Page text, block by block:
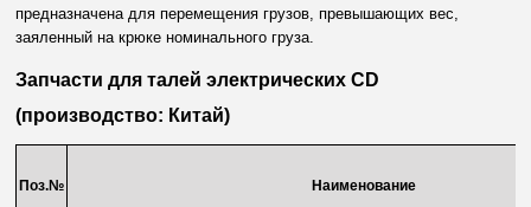
предназначена для перемещения грузов, превышающих вес,
заяленный на крюке номинального груза.
Запчасти для талей электрических CD
(производство: Китай)
Поз.№ Наименование